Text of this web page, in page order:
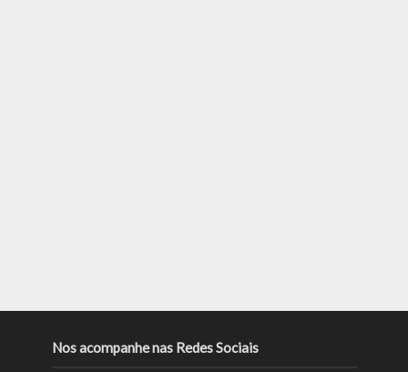
Nos acompanhe nas Redes Sociais